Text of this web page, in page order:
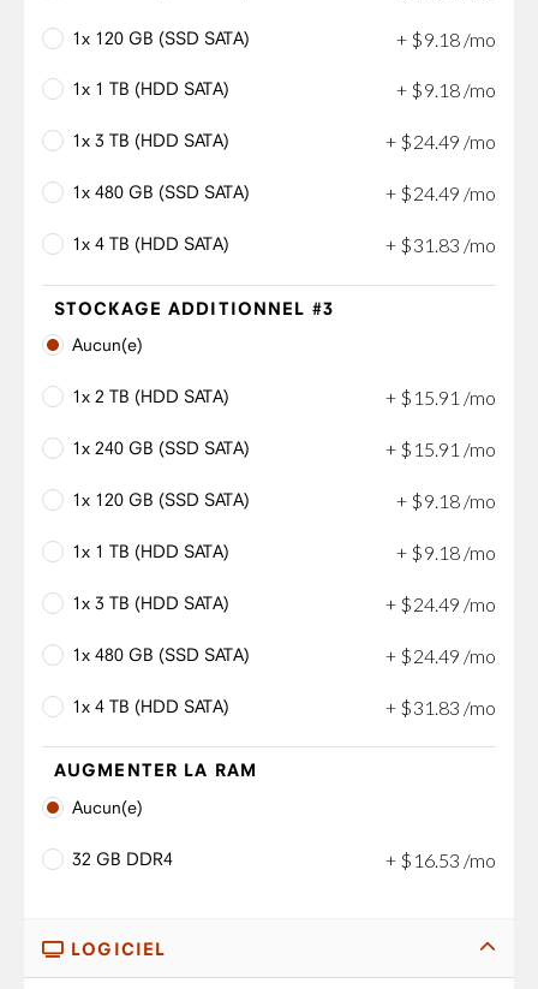
1x 120 GB (SSD SATA) + $9 18 /mo
1x 1 TB (HDD SATA) + $9.18 /mo
1x 3 TB (HDD SATA) + $24.49 /mo
1x 480 GB (SSD SATA) + $24.49 /mo
1x 4 TB (HDD SATA) + $31 .83 /mo
STOCKAGE ADDITIONNEL #3
Aucun(e)
1x 2 TB (HDD SATA) + $ 15.91 /mo
1x 240 GB (SSD SATA) + $ 15.91 /mo
1x 120 GB (SSD SATA) + $9.18 /mo
1x 1 TB (HDD SATA) + $9.18 /mo
1x 3 TB (HDD SATA) + $2449 /mo
1x 480 GB (SSD SATA) + $2449 /mo
1x 4 TB (HDD SATA) + $31 83 /mo
AUGMENTER LA RAM
Aucun(e)
32 GB DDR4 + $ 16 53 /mo
LOGICIEL